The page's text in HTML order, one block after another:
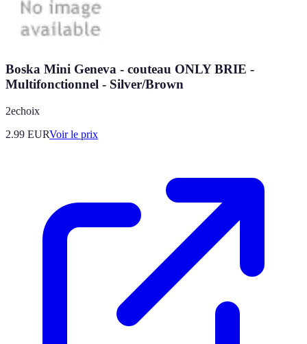
Boska Mini Geneva - couteau ONLY BRIE -
Multifonctionnel - Silver/Brown
2echoix
2.99 EURVoir le prix